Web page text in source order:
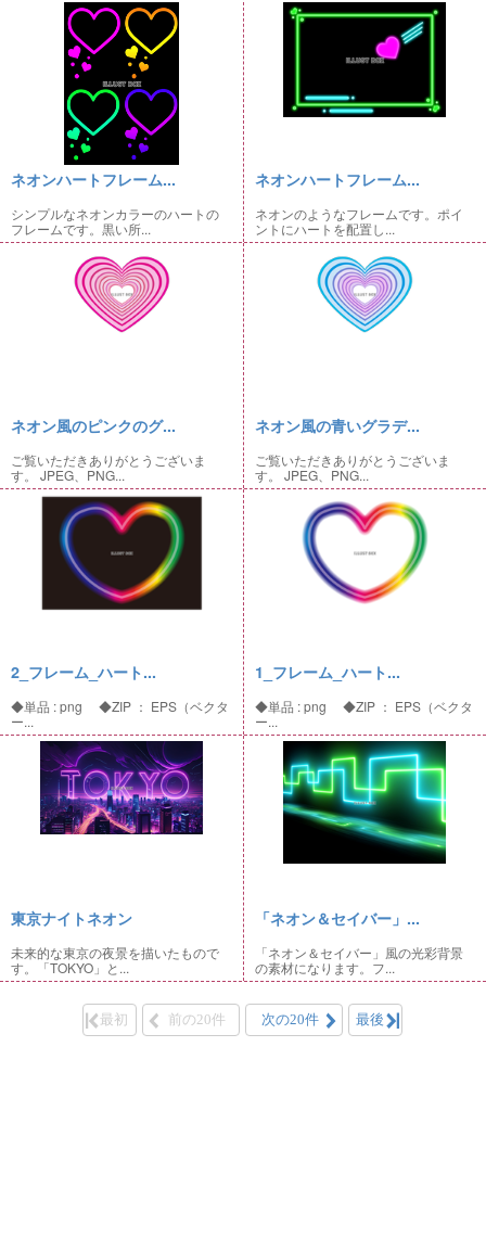
ネオンハートフレーム...
シンプルなネオンカラーのハートの
フレームです。黒い所...
ネオンハートフレーム...
ネオンのようなフレームです。ポイ
ントにハートを配置し...
ネオン風のピンクのグ...
ご覧いただきありがとうございま
す。 JPEG、PNG...
ネオン風の青いグラデ...
ご覧いただきありがとうございま
す。 JPEG、PNG...
2_フレーム_ハート...
◆単品 : png ◆ZIP ： EPS（ベクタ
ー...
1_フレーム_ハート...
◆単品 : png ◆ZIP ： EPS（ベクタ
ー...
東京ナイトネオン
未来的な東京の夜景を描いたもので
す。「TOKYO」と...
「ネオン＆セイバー」...
「ネオン＆セイバー」風の光彩背景
の素材になります。フ...
最初 前の20件 次の20件 最後